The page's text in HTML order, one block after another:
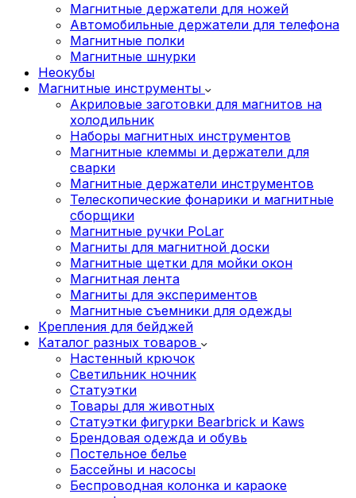
Магнитные держатели для ножей
Автомобильные держатели для телефона
Магнитные полки
Магнитные шнурки
Неокубы
Магнитные инструменты
Акриловые заготовки для магнитов на
холодильник
Наборы магнитных инструментов
Магнитные клеммы и держатели для
сварки
Магнитные держатели инструментов
Телескопические фонарики и магнитные
сборщики
Магнитные ручки PoLar
Магниты для магнитной доски
Магнитные щетки для мойки окон
Магнитная лента
Магниты для экспериментов
Магнитные съемники для одежды
Крепления для бейджей
Каталог разных товаров
Настенный крючок
Светильник ночник
Статуэтки
Товары для животных
Статуэтки фигурки Bearbrick и Kaws
Брендовая одежда и обувь
Постельное белье
Бассейны и насосы
Беспроводная колонка и караоке